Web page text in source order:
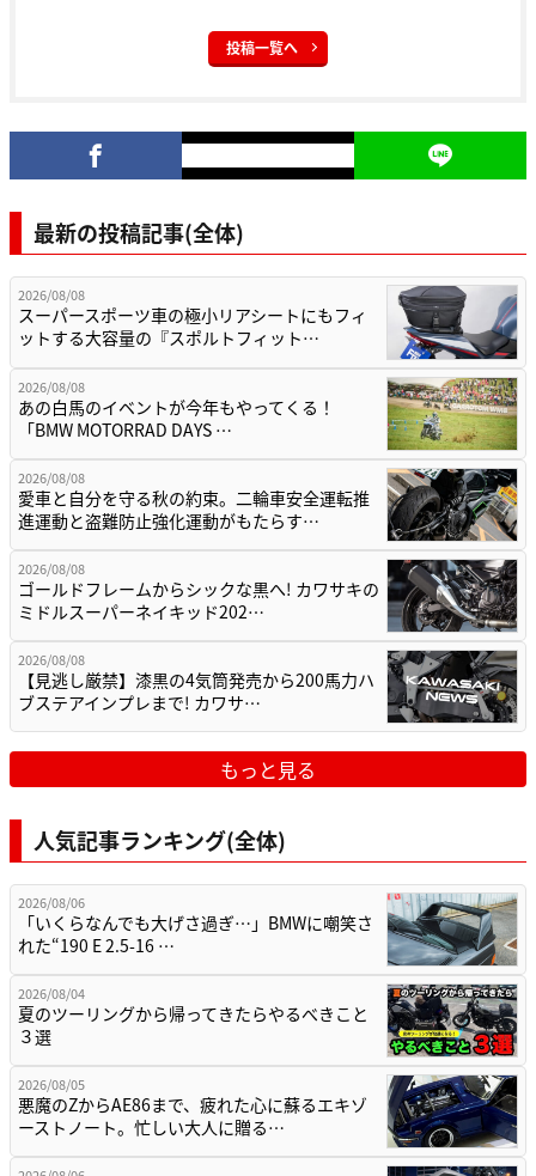
投稿一覧へ
最新の投稿記事(全体)
2026/08/08
スーパースポーツ車の極小リアシートにもフィ
ットする大容量の『スポルトフィット…
2026/08/08
あの白馬のイベントが今年もやってくる！
「BMW MOTORRAD DAYS …
2026/08/08
愛車と自分を守る秋の約束。二輪車安全運転推
進運動と盗難防止強化運動がもたらす…
2026/08/08
ゴールドフレームからシックな黒へ! カワサキの
ミドルスーパーネイキッド202…
2026/08/08
【見逃し厳禁】漆黒の4気筒発売から200馬力ハ
ブステアインプレまで! カワサ…
もっと見る
人気記事ランキング(全体)
2026/08/06
「いくらなんでも大げさ過ぎ…」BMWに嘲笑さ
れた“190 E 2.5-16 …
2026/08/04
夏のツーリングから帰ってきたらやるべきこと
３選
2026/08/05
悪魔のZからAE86まで、疲れた心に蘇るエキゾ
ーストノート。忙しい大人に贈る…